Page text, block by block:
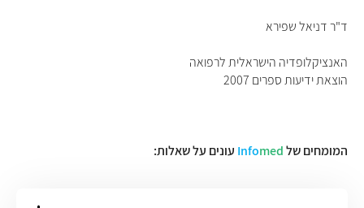
ד"ר דניאל שפירא
האנציקלופדיה הישראלית לרפואה
הוצאת ידיעות ספרים 2007
המומחים של Infomed עונים על שאלות: